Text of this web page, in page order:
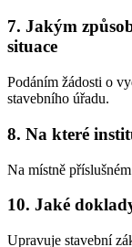
7. Jakým
situace
Podáním žádosti o
stavebního úřadu.
8. Na které
Na místně
10. Jaké
Upravuje stavební